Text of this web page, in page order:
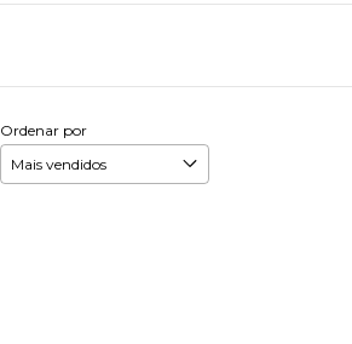
Ordenar por